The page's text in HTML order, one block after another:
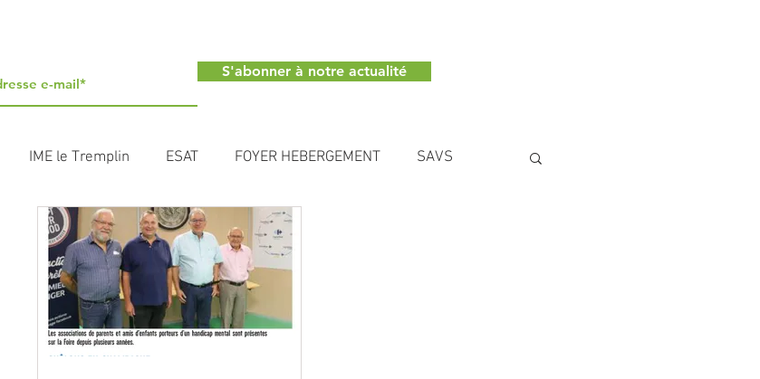
S'abonner à notre actualité
IME le Tremplin ESAT FOYER HEBERGEMENT SAVS
FAM PHV MEYER Acpei INFORMATIONS
DISPOSITIF HABITAT SESSAD UEMA